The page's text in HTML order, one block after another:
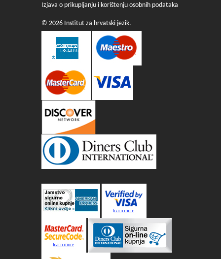
Izjava o prikupljanju i korištenju osobnih podataka
© 2026 Institut za hrvatski jezik.